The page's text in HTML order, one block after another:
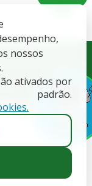
X
nossos
ativados por
padrão.
DE ESTADO DE
21.652.711/0001-10
- 2025.